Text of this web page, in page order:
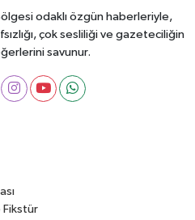
odaklı özgün haberleriyle,
çok sesliliği ve gazeteciliğin
savunur.
Fikstür